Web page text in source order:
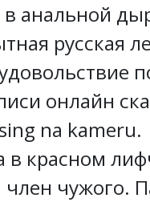
в анальной
русская
онлайн
na kameru.
в красном
член чужого.